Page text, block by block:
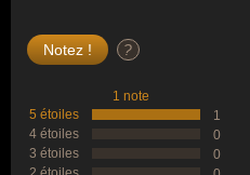
?
1 note
5 étoiles
1
4 étoiles
0
3 étoiles
0